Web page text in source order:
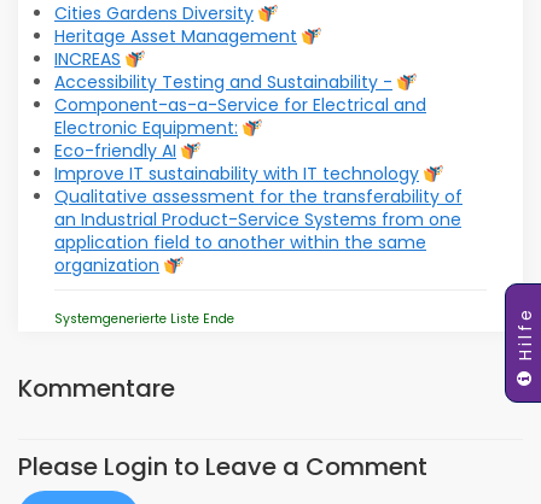
Hilfe
Cities Gardens Diversity
Heritage Asset Management
INCREAS
Accessibility Testing and Sustainability -
Component-as-a-Service for Electrical and
Electronic Equipment:
Eco-friendly AI
Improve IT sustainability with IT technology
Qualitative assessment for the transferability of
an Industrial Product-Service Systems from one
application field to another within the same
organization
Systemgenerierte Liste Ende
Kommentare
Please Login to Leave a Comment